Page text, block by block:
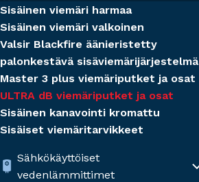
Sähkökäyttöiset
vedenlämmittimet
Sisäinen viemäri harmaa
Sisäinen viemäri valkoinen
Valsir Blackfire äänieristetty
palonkestävä sisäviemärijärjestelmä
Master 3 plus viemäriputket ja osat
ULTRA dB viemäriputket ja osat
Sisäinen kanavointi kromattu
Sisäiset viemäritarvikkeet